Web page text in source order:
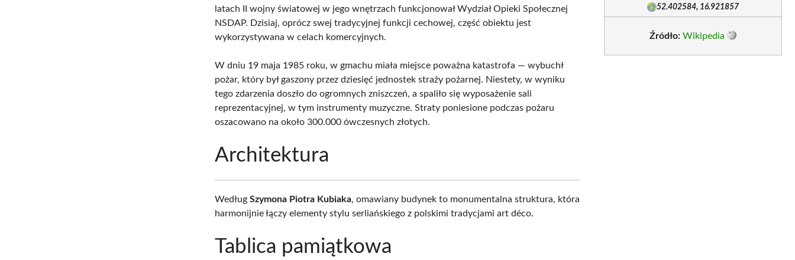
latach II wojny światowej w jego wnętrzach funkcjonował Wydział Opieki Społecznej
NSDAP. Dzisiaj, oprócz swej tradycyjnej funkcji cechowej, część obiektu jest
wykorzystywana w celach komercyjnych.
W dniu 19 maja 1985 roku, w gmachu miała miejsce poważna katastrofa — wybuchł
pożar, który był gaszony przez dziesięć jednostek straży pożarnej. Niestety, w wyniku
tego zdarzenia doszło do ogromnych zniszczeń, a spaliło się wyposażenie sali
reprezentacyjnej, w tym instrumenty muzyczne. Straty poniesione podczas pożaru
oszacowano na około 300.000 ówczesnych złotych.
Architektura
WedługSzymona Piotra Kubiaka, omawiany budynek to monumentalna struktura, która
harmonijnie łączy elementy stylu serliańskiego z polskimi tradycjami art déco.
Tablica pamiątkowa
52.402584, 16.921857
Źródło: Wikipedia